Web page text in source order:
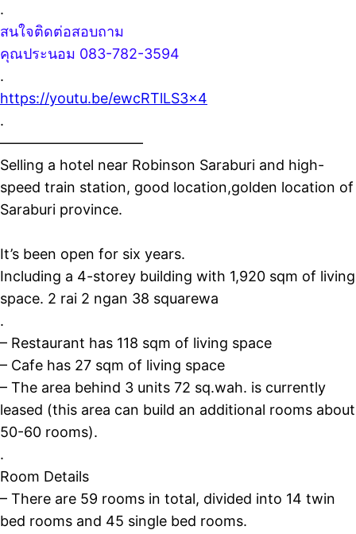
.
สนใจติดต่อสอบถาม
คุณประนอม 083-782-3594
.
https://youtu.be/ewcRTlLS3x4
.
——————————
Selling a hotel near Robinson Saraburi and high-
speed train station, good location,golden location of
Saraburi province.
It’s been open for six years.
Including a 4-storey building with 1,920 sqm of living
space. 2 rai 2 ngan 38 squarewa
.
– Restaurant has 118 sqm of living space
– Cafe has 27 sqm of living space
– The area behind 3 units 72 sq.wah. is currently
leased (this area can build an additional rooms about
50-60 rooms).
.
Room Details
– There are 59 rooms in total, divided into 14 twin
bed rooms and 45 single bed rooms.